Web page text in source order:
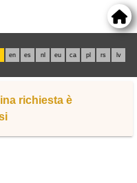
en es nl eu ca pl rs lv
richiesta è